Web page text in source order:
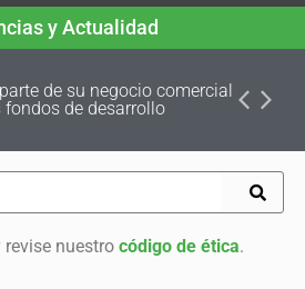
y Actualidad
de su negocio comercial
fondos de desarrollo
nuestro código de ética.